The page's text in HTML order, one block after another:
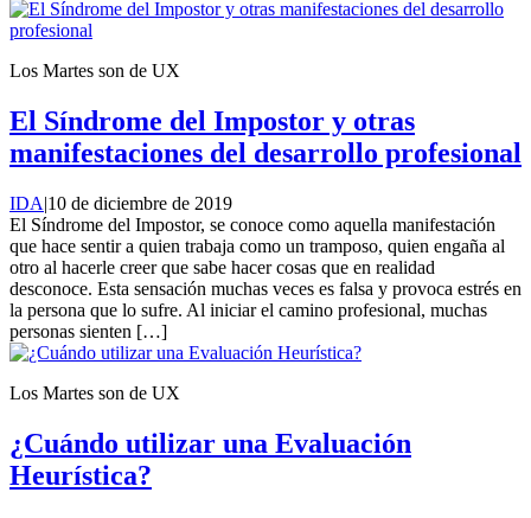
Los Martes son de UX
El Síndrome del Impostor y otras
manifestaciones del desarrollo profesional
IDA|10 de diciembre de 2019
El Síndrome del Impostor, se conoce como aquella manifestación
que hace sentir a quien trabaja como un tramposo, quien engaña al
otro al hacerle creer que sabe hacer cosas que en realidad
desconoce. Esta sensación muchas veces es falsa y provoca estrés en
la persona que lo sufre. Al iniciar el camino profesional, muchas
personas sienten […]
Los Martes son de UX
¿Cuándo utilizar una Evaluación
Heurística?